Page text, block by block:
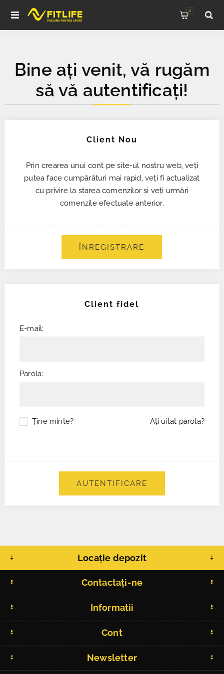
0
Bine ați venit, vă rugăm
să vă autentificați!
Client Nou
Prin crearea unui cont pe site-ul nostru web, veți
putea face cumpărături mai rapid, veți fi actualizat
cu privire la starea comenzilor și veți urmări
comenzile efectuate anterior.
ÎNREGISTRARE
Client fidel
E-mail:
Parola:
Ţine minte? Aţi uitat parola?
AUTENTIFICARE
Locație depozit
Contactați-ne
Informatii
Cont
Newsletter